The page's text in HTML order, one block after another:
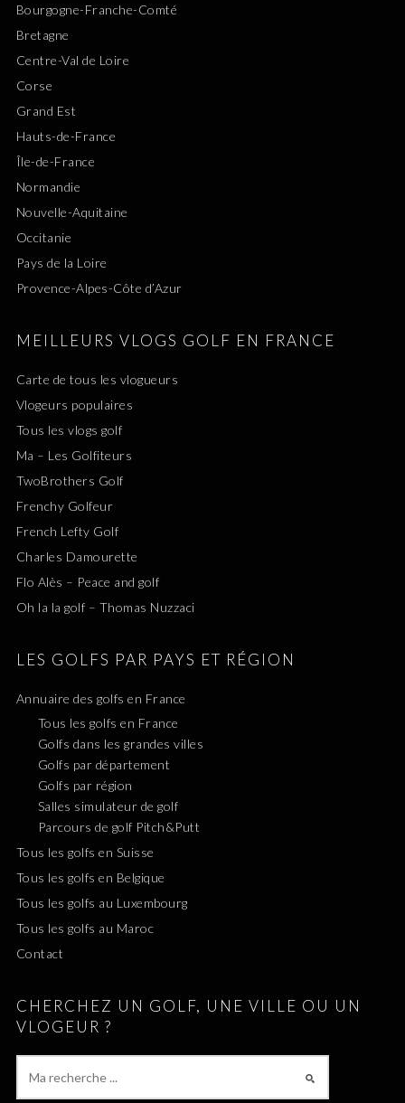
Bourgogne-Franche-Comté
Bretagne
Centre-Val de Loire
Corse
Grand Est
Hauts-de-France
Île-de-France
Normandie
Nouvelle-Aquitaine
Occitanie
Pays de la Loire
Provence-Alpes-Côte d’Azur
MEILLEURS VLOGS GOLF EN FRANCE
Carte de tous les vlogueurs
Vlogeurs populaires
Tous les vlogs golf
Ma – Les Golfiteurs
TwoBrothers Golf
Frenchy Golfeur
French Lefty Golf
Charles Damourette
Flo Alès – Peace and golf
Oh la la golf – Thomas Nuzzaci
LES GOLFS PAR PAYS ET RÉGION
Annuaire des golfs en France
Tous les golfs en France
Golfs dans les grandes villes
Golfs par département
Golfs par région
Salles simulateur de golf
Parcours de golf Pitch&Putt
Tous les golfs en Suisse
Tous les golfs en Belgique
Tous les golfs au Luxembourg
Tous les golfs au Maroc
Contact
CHERCHEZ UN GOLF, UNE VILLE OU UN
VLOGEUR ?